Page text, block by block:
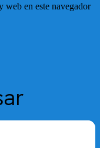
web en este navegador